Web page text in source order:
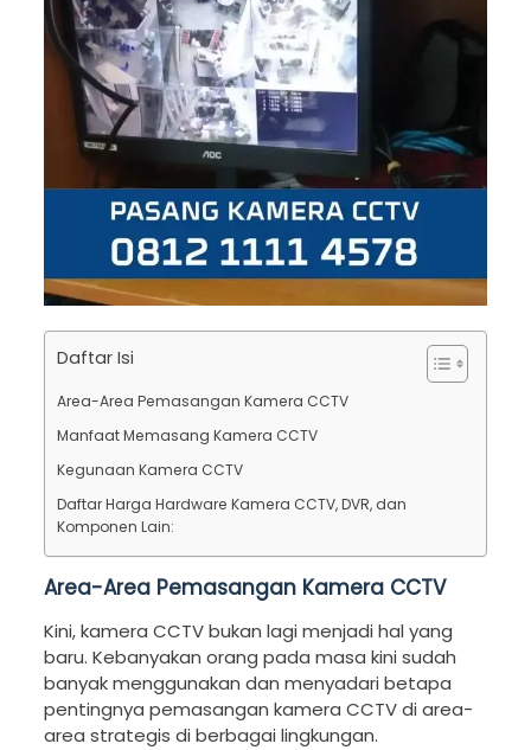
Daftar Isi
Area-Area Pemasangan Kamera CCTV
Manfaat Memasang Kamera CCTV
Kegunaan Kamera CCTV
Daftar Harga Hardware Kamera CCTV, DVR, dan
Komponen Lain:
Area-Area Pemasangan Kamera CCTV
Kini, kamera CCTV bukan lagi menjadi hal yang
baru. Kebanyakan orang pada masa kini sudah
banyak menggunakan dan menyadari betapa
pentingnya pemasangan kamera CCTV di area-
area strategis di berbagai lingkungan.